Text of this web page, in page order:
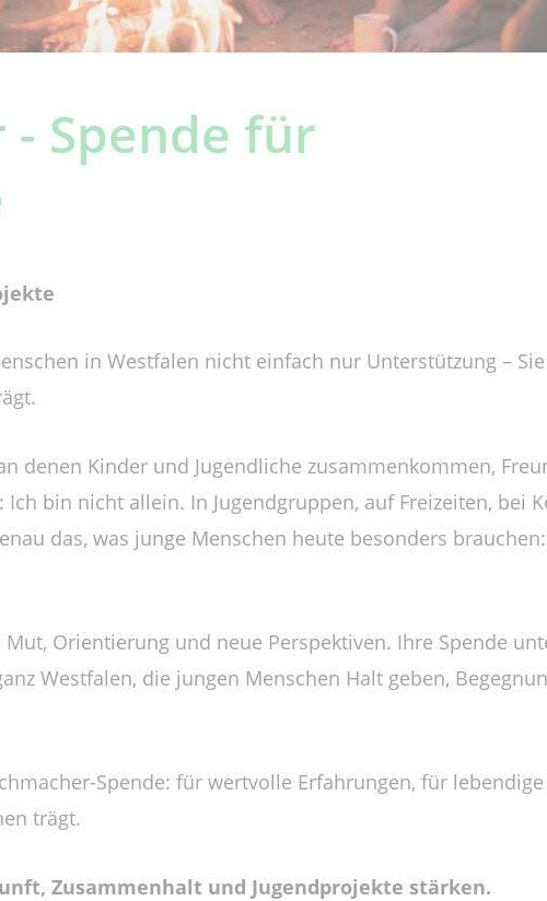
Spende für
in Westfalen nicht einfach nur Unterstützung –
denen Kinder und Jugendliche zusammenkommen,
bin nicht allein. In Jugendgruppen, auf Freizeiten, bei
das, was junge Menschen heute besonders
Orientierung und neue Perspektiven. Ihre Spende
Westfalen, die jungen Menschen Halt geben,
Spende: für wertvolle Erfahrungen, für
trägt.
Zusammenhalt und Jugendprojekte stärken.